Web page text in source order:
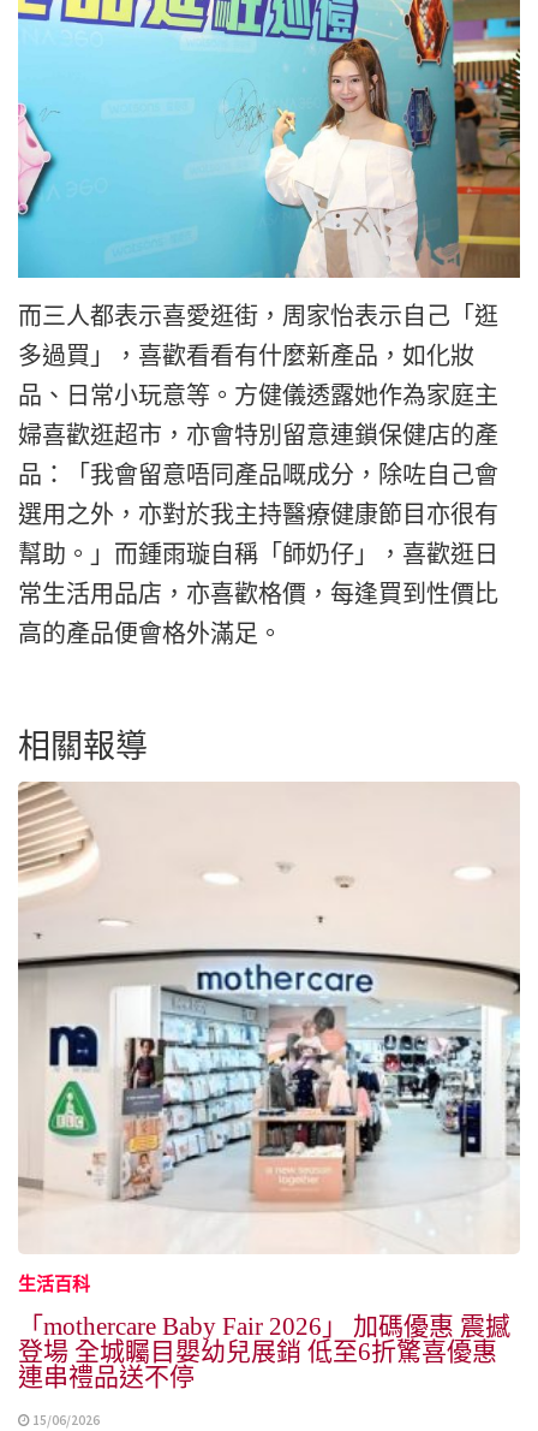
而三人都表示喜愛逛街，周家怡表示自己「逛
多過買」，喜歡看看有什麼新產品，如化妝
品、日常小玩意等。方健儀透露她作為家庭主
婦喜歡逛超市，亦會特別留意連鎖保健店的產
品：「我會留意唔同產品嘅成分，除咗自己會
選用之外，亦對於我主持醫療健康節目亦很有
幫助。」而鍾雨璇自稱「師奶仔」，喜歡逛日
常生活用品店，亦喜歡格價，每逢買到性價比
高的產品便會格外滿足。
相關報導
生活百科
「mothercare Baby Fair 2026」 加碼優惠 震撼
登場 全城矚目嬰幼兒展銷 低至6折驚喜優惠
連串禮品送不停
15/06/2026